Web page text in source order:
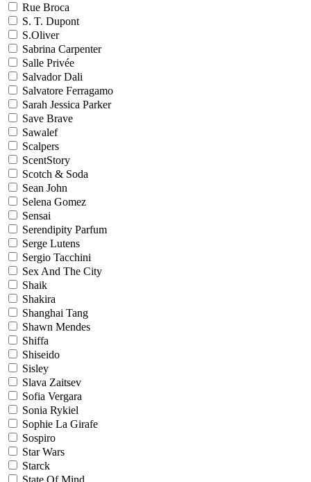
Rue Broca
S. T. Dupont
S.Oliver
Sabrina Carpenter
Salle Privée
Salvador Dali
Salvatore Ferragamo
Sarah Jessica Parker
Save Brave
Sawalef
Scalpers
ScentStory
Scotch & Soda
Sean John
Selena Gomez
Sensai
Serendipity Parfum
Serge Lutens
Sergio Tacchini
Sex And The City
Shaik
Shakira
Shanghai Tang
Shawn Mendes
Shiffa
Shiseido
Sisley
Slava Zaitsev
Sofia Vergara
Sonia Rykiel
Sophie La Girafe
Sospiro
Star Wars
Starck
State Of Mind